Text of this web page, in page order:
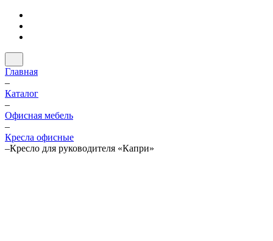
Главная
–
Каталог
–
Офисная мебель
–
Кресла офисные
–Кресло для руководителя «Капри»